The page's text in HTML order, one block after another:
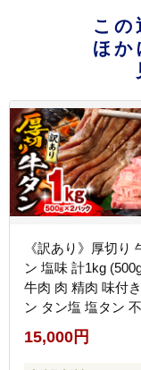
この
ほか
《訳あり》厚切り
ン 塩味 計1kg
牛肉 肉 精肉 味付
ン タン塩 塩タン
規格外 小分け パ
単調理 焼くだけ
プ 焼肉 厚切り牛タ
15,000円